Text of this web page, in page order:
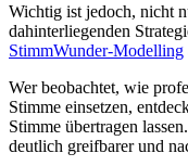
Wichtig ist jedoch, nicht
dahinterliegenden
StimmWunder-Modelling
Wer beobachtet, wie
Stimme einsetzen,
Stimme übertragen
deutlich greifbarer und